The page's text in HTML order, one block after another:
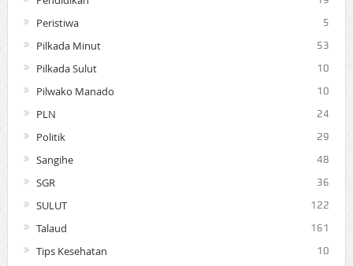
Peristiwa 5
Pilkada Minut 53
Pilkada Sulut 10
Pilwako Manado 10
PLN 24
Politik 29
Sangihe 48
SGR 36
SULUT 122
Talaud 161
Tips Kesehatan 10